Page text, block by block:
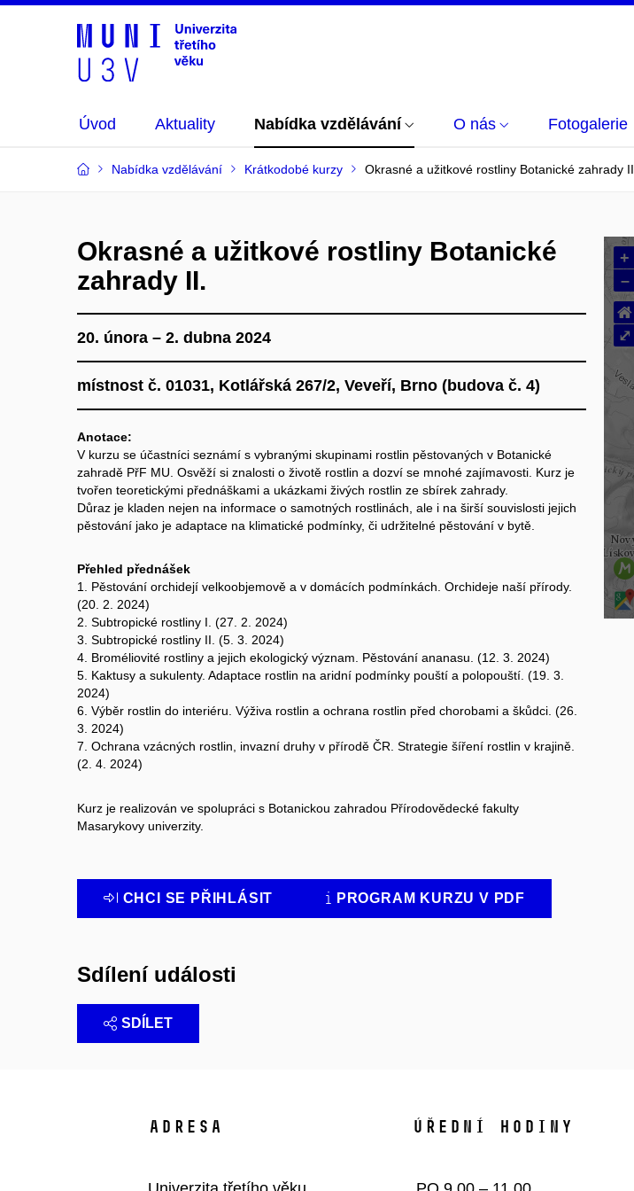
Úvod Aktuality Nabídka vzdělávání O nás Fotogalerie
Nabídka vzdělávání Krátkodobé kurzy Okrasné a užitkové rostliny Botanické zahrady II.
Okrasné a užitkové rostliny Botanické
zahrady II.
20. února – 2. dubna 2024
místnost č. 01031, Kotlářská 267/2, Veveří, Brno (budova č. 4)
Anotace:
V kurzu se účastníci seznámí s vybranými skupinami rostlin pěstovaných v Botanické
zahradě PřF MU. Osvěží si znalosti o životě rostlin a dozví se mnohé zajímavosti. Kurz je
tvořen teoretickými přednáškami a ukázkami živých rostlin ze sbírek zahrady.
Důraz je kladen nejen na informace o samotných rostlinách, ale i na širší souvislosti jejich
pěstování jako je adaptace na klimatické podmínky, či udržitelné pěstování v bytě.
Přehled přednášek
1. Pěstování orchidejí velkoobjemově a v domácích podmínkách. Orchideje naší přírody.
(20. 2. 2024)
2. Subtropické rostliny I. (27. 2. 2024)
3. Subtropické rostliny II. (5. 3. 2024)
4. Broméliovité rostliny a jejich ekologický význam. Pěstování ananasu. (12. 3. 2024)
5. Kaktusy a sukulenty. Adaptace rostlin na aridní podmínky pouští a polopouští. (19. 3.
2024)
6. Výběr rostlin do interiéru. Výživa rostlin a ochrana rostlin před chorobami a škůdci. (26.
3. 2024)
7. Ochrana vzácných rostlin, invazní druhy v přírodě ČR. Strategie šíření rostlin v krajině.
(2. 4. 2024)
Kurz je realizován ve spolupráci s Botanickou zahradou Přírodovědecké fakulty
Masarykovy univerzity.
CHCI SE PŘIHLÁSIT PROGRAM KURZU V PDF
+
–
⌂
⤢
Sdílení události
SDÍLET
Adresa Úřední hodiny​